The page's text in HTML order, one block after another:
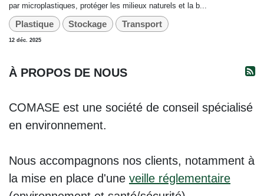
par microplastiques, protéger les milieux naturels et la b...
Plastique Stockage Transport
12 déc. 2025
À PROPOS DE NOUS
COMASE est une société de conseil spécialisé
en environnement.
Nous accompagnons nos clients, notamment à
la mise en place d'une veille réglementaire